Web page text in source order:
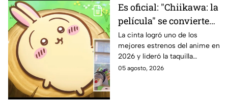
Es oficial: "Chiikawa: la
película" se convierte
en un éxito en Japón y
destrona a la aclamada
Toy Story 5 en cines y
esto recaudó en su
La cinta logró uno de los
mejores estrenos del anime en
2026 y lideró la taquilla
japonesa.
05 agosto, 2026